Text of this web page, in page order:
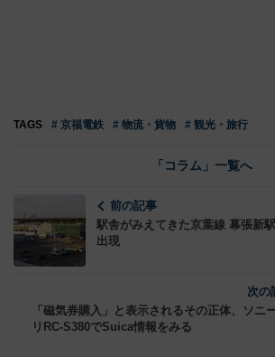
TAGS # 京福電鉄 # 物流・貨物 # 観光・旅行
「コラム」一覧へ
前の記事
駅舎がみえてきた京葉線 幕張新
出現
次の
「磁気券購入」と表示されるその正体、ソニ
リRC-S380でSuica情報をみる